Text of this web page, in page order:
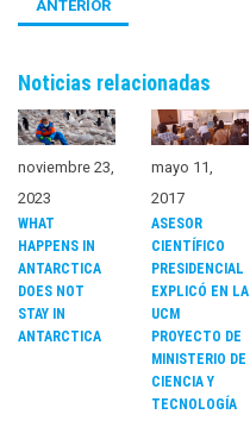
ANTERIOR
Noticias relacionadas
noviembre 23,
2023
WHAT
HAPPENS IN
ANTARCTICA
DOES NOT
STAY IN
ANTARCTICA
mayo 11,
2017
ASESOR
CIENTÍFICO
PRESIDENCIAL
EXPLICÓ EN LA
UCM
PROYECTO DE
MINISTERIO DE
CIENCIA Y
TECNOLOGÍA